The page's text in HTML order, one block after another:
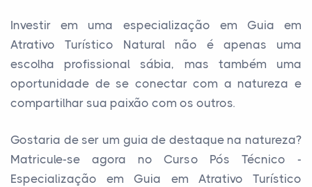
Investir em uma especialização em Guia em
Atrativo Turístico Natural não é apenas uma
escolha profissional sábia, mas também uma
oportunidade de se conectar com a natureza e
compartilhar sua paixão com os outros.
Gostaria de ser um guia de destaque na natureza?
Matricule-se agora no Curso Pós Técnico -
Especialização em Guia em Atrativo Turístico